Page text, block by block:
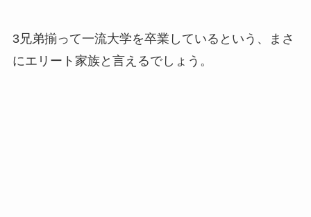
3兄弟揃って一流大学を卒業しているという、まさ
にエリート家族と言えるでしょう。